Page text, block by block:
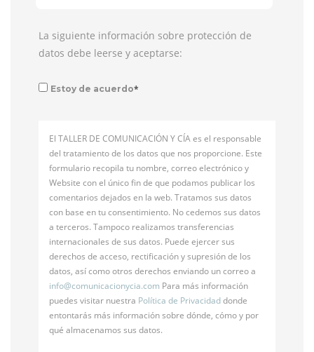
La siguiente información sobre protección de
datos debe leerse y aceptarse:
Estoy de acuerdo*
El TALLER DE COMUNICACIÓN Y CÍA es el responsable
del tratamiento de los datos que nos proporcione. Este
formulario recopila tu nombre, correo electrónico y
Website con el único fin de que podamos publicar los
comentarios dejados en la web. Tratamos sus datos
con base en tu consentimiento. No cedemos sus datos
a terceros. Tampoco realizamos transferencias
internacionales de sus datos. Puede ejercer sus
derechos de acceso, rectificación y supresión de los
datos, así como otros derechos enviando un correo a
info@comunicacionycia.com Para más información
puedes visitar nuestra Política de Privacidaddonde
entontarás más información sobre dónde, cómo y por
qué almacenamos sus datos.